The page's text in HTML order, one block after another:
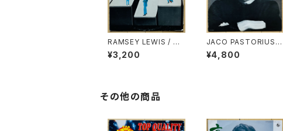
RAMSEY LEWIS / MA
IDEN VOYAGE
¥3,200
JACO PASTORIUS /
S.T.
¥4,800
その他の商品